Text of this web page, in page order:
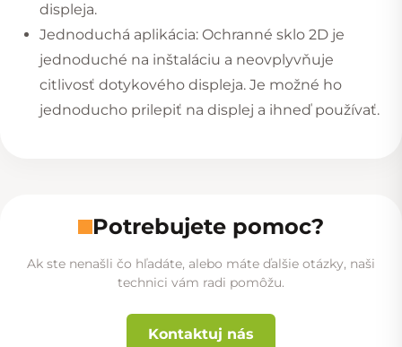
displeja.
Jednoduchá aplikácia: Ochranné sklo 2D je
jednoduché na inštaláciu a neovplyvňuje
citlivosť dotykového displeja. Je možné ho
jednoducho prilepiť na displej a ihneď používať.
Potrebujete pomoc?
Ak ste nenašli čo hľadáte, alebo máte ďalšie otázky, naši
technici vám radi pomôžu.
Kontaktuj nás